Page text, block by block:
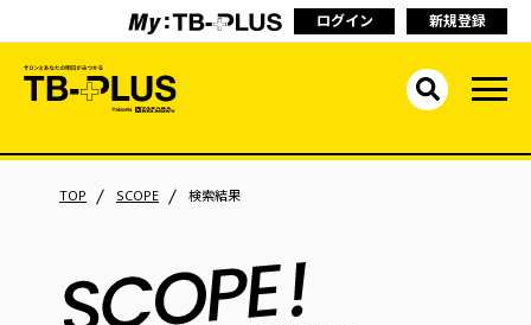
ログイン 新規登録
TOP SCOPE 検索結果